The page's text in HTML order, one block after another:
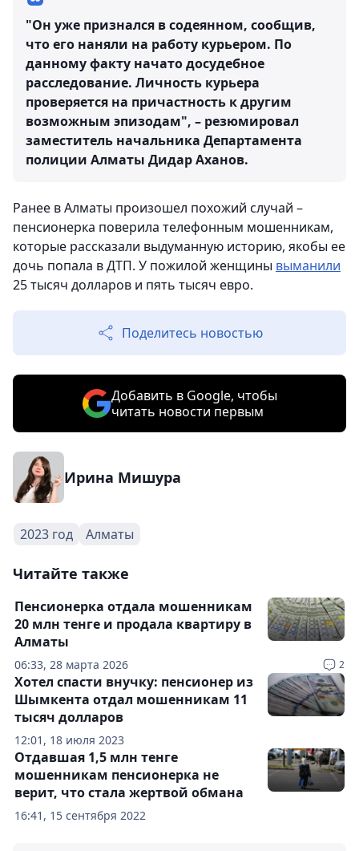
"Он уже признался в содеянном, сообщив,
что его наняли на работу курьером. По
данному факту начато досудебное
расследование. Личность курьера
проверяется на причастность к другим
возможным эпизодам", – резюмировал
заместитель начальника Департамента
полиции Алматы Дидар Аханов.
Ранее в Алматы произошел похожий случай –
пенсионерка поверила телефонным мошенникам,
которые рассказали выдуманную историю, якобы ее
дочь попала в ДТП. У пожилой женщины выманили
25 тысяч долларов и пять тысяч евро.
Поделитесь новостью
Добавить в Google, чтобы
читать новости первым
Ирина Мишура
2023 год Алматы
Читайте также
06:33, 28 марта 2026 2
Пенсионерка отдала мошенникам
20 млн тенге и продала квартиру в
Алматы
12:01, 18 июля 2023
Хотел спасти внучку: пенсионер из
Шымкента отдал мошенникам 11
тысяч долларов
16:41, 15 сентября 2022
Отдавшая 1,5 млн тенге
мошенникам пенсионерка не
верит, что стала жертвой обмана